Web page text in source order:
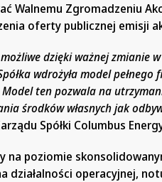
Walnemu Zgromadzeniu
oferty publicznej emisji
dzięki ważnej zmianie
wdrożyła model pełnego
ten pozwala na
środków własnych jak
Spółki Columbus
na poziomie
działalności operacyjnej,